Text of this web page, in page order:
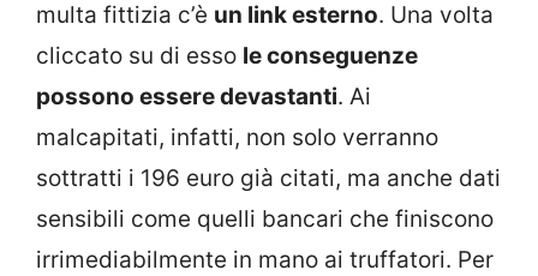
multa fittizia c’è un link esterno. Una volta
cliccato su di esso le conseguenze
possono essere devastanti. Ai
malcapitati, infatti, non solo verranno
sottratti i 196 euro già citati, ma anche dati
sensibili come quelli bancari che finiscono
irrimediabilmente in mano ai truffatori. Per